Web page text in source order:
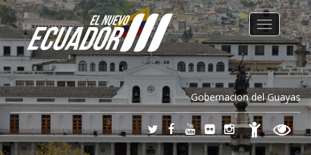
Gobernacion del Guayas
Toggle
navigation